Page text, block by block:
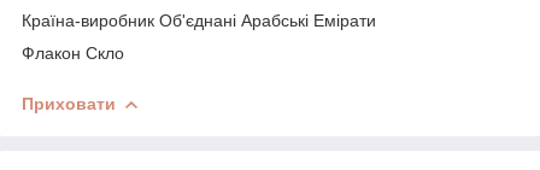
Країна-виробник Об'єднані Арабські Емірати
Флакон Скло
Приховати